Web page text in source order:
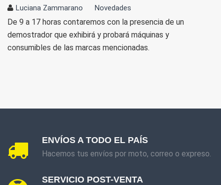
Luciana Zammarano Novedades
De 9 a 17 horas contaremos con la presencia de un
demostrador que exhibirá y probará máquinas y
consumibles de las marcas mencionadas.
ENVÍOS A TODO EL PAÍS
Hacemos tus envíos por moto, correo o expreso.
SERVICIO POST-VENTA